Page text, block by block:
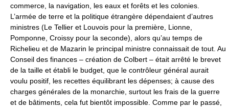
commerce, la navigation, les eaux et forêts et les colonies.
L’armée de terre et la politique étrangère dépendaient d’autres
ministres (Le Tellier et Louvois pour la première, Lionne,
Pomponne, Croissy pour la seconde), alors qu’au temps de
Richelieu et de Mazarin le principal ministre connaissait de tout. Au
Conseil des finances – création de Colbert – était arrêté le brevet
de la taille et établi le budget, que le contrôleur général aurait
voulu positif, les recettes équilibrant les dépenses; à cause des
charges générales de la monarchie, surtout les frais de la guerre
et de bâtiments, cela fut bientôt impossible. Comme par le passé,